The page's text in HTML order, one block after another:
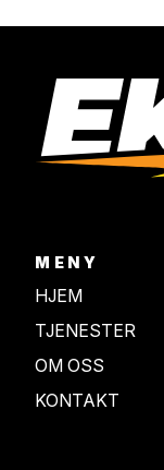
MENY
HJEM
TJENESTER
OM OSS
KONTAKT